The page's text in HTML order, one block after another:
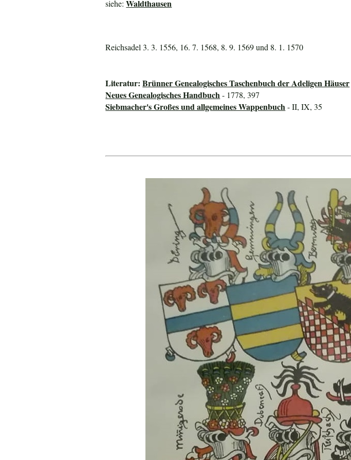
siehe:Waldthausen
Reichsadel 3. 3. 1556, 16. 7. 1568, 8. 9. 1569 und 8. 1. 1570
Literatur:Brünner Genealogisches Taschenbuch der Adeligen Häuser
Neues Genealogisches Handbuch- 1778, 397
Siebmacher's Großes und allgemeines Wappenbuch- II, IX, 35